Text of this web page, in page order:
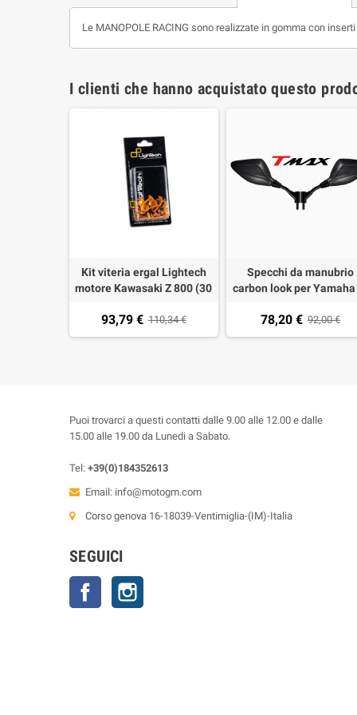
Le MANOPOLE RACING sono realizzate in gomma con
I clienti che hanno acquistato questo
Kit viteria ergal Lightech
motore Kawasaki Z 800 (30
93,79 € 110,34 €
Specchi da manubrio
carbon look per Yamaha
12- omologati (1 coppia)
78,20 € 92,00 €
Puoi trovarci a questi contatti dalle 9.00 alle 12.00 e dalle
15.00 alle 19.00 da Lunedi a Sabato.
Tel: +39(0)184352613
Email: info@motogm.com
Corso genova 16-18039-Ventimiglia-(IM)-Italia
SEGUICI
Facebook